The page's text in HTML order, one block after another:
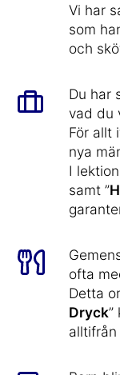
Vi har
som
och
Du har
vad du
För allt
nya
I
samt ”
ofta
Detta
Dryck”